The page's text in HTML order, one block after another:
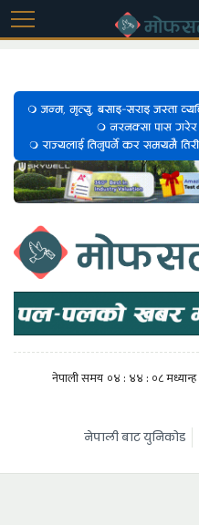
नेपाली बाट युनिकोड